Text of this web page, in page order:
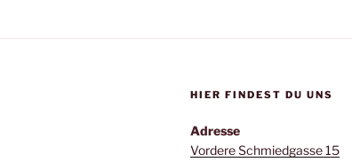
HIER FINDEST DU UNS
Adresse
Vordere Schmiedgasse 15